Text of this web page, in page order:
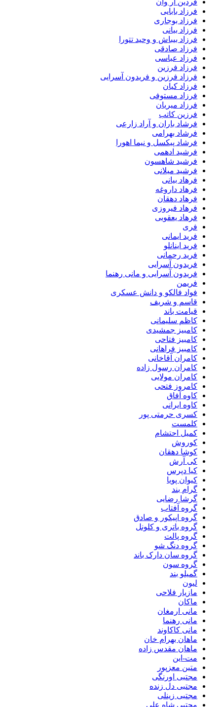
فردین آر وان
فرزاد بابایی
فرزاد بوجاری
فرزاد بیانی
فرزاد بیباش و وحید تتورا
فرزاد صادقی
فرزاد عباسی
فرزاد فرزین
فرزاد فرزین و فریدون آسرایی
فرزاد کیان
فرزاد مستوفی
فرزاد میریان
فرزین کاتب
فرشاد باران و آراد زارعی
فرشاد بهرامی
فرشاد پیکسل و نیما اهورا
فرشید ادهمی
فرشید شاهسون
فرشید میلانی
فرهاد بیانی
فرهاد داروغه
فرهاد دهقان
فرهاد فیروزی
فرهاد یعقوبی
فری
فرید ایمانی
فرید اینانلو
فرید رحمانی
فریدون آسرایی
فریدون آسرایی و مانی رهنما
فریمن
فواد فالکو و دانش عسکری
قاسم و شریف
قیامت باند
کاظم سلیمانی
کامبیز جمشیدی
کامبیز فتاحی
کامبیز فراهانی
کامران آقاخانی
کامران رسول زاده
کامران مولایی
کامروز فتحی
کاوه آفاق
کاوه ایرانی
کسری حرمتی پور
کلمست
کمیل احتشام
کوروش
کوشا دهقان
کی آرش
کیا دپرس
کیوان پویا
گرام بند
گرشا رضایی
گروه آفتاب
گروه اپیکور و صادق
گروه باتری و کلونل
گروه پالت
گروه دنگ شو
گروه سان دارک باند
گروه سون
گمیلو بند
لیون
مازیار فلاحی
ماکان
مانی ارمغان
مانی رهنما
مانی کاکاوند
ماهان بهرام خان
ماهان مقدس زاده
مت-این
متین معزپور
مجتبی اورنگی
مجتبی دل زنده
مجتبی زینلی
مجتبی شاه علی